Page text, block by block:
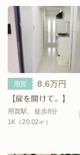
用賀 8.6万円
【扉を開けて。】
用賀駅、徒歩8分
1K（20.02㎡）